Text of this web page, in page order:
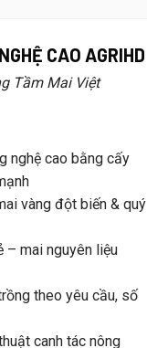
CAO AGRIHD
Tầm Mai Việt
nghệ cao bằng cấy
vàng đột biến & quý
– mai nguyên liệu
theo yêu cầu, số
canh tác nông